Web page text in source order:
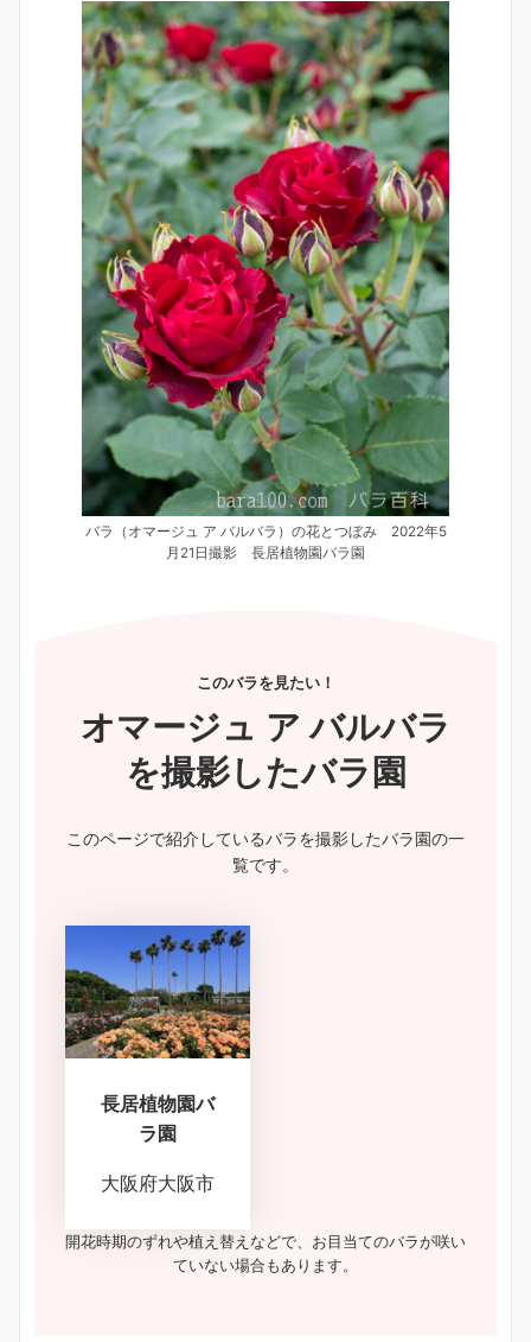
バラ（オマージュ ア バルバラ）の花とつぼみ 2022年5
月21日撮影 長居植物園バラ園
このバラを見たい！
オマージュ ア バルバラ
を撮影したバラ園
このページで紹介しているバラを撮影したバラ園の一
覧です。
長居植物園バ
ラ園
大阪府大阪市
開花時期のずれや植え替えなどで、お目当てのバラが咲い
ていない場合もあります。